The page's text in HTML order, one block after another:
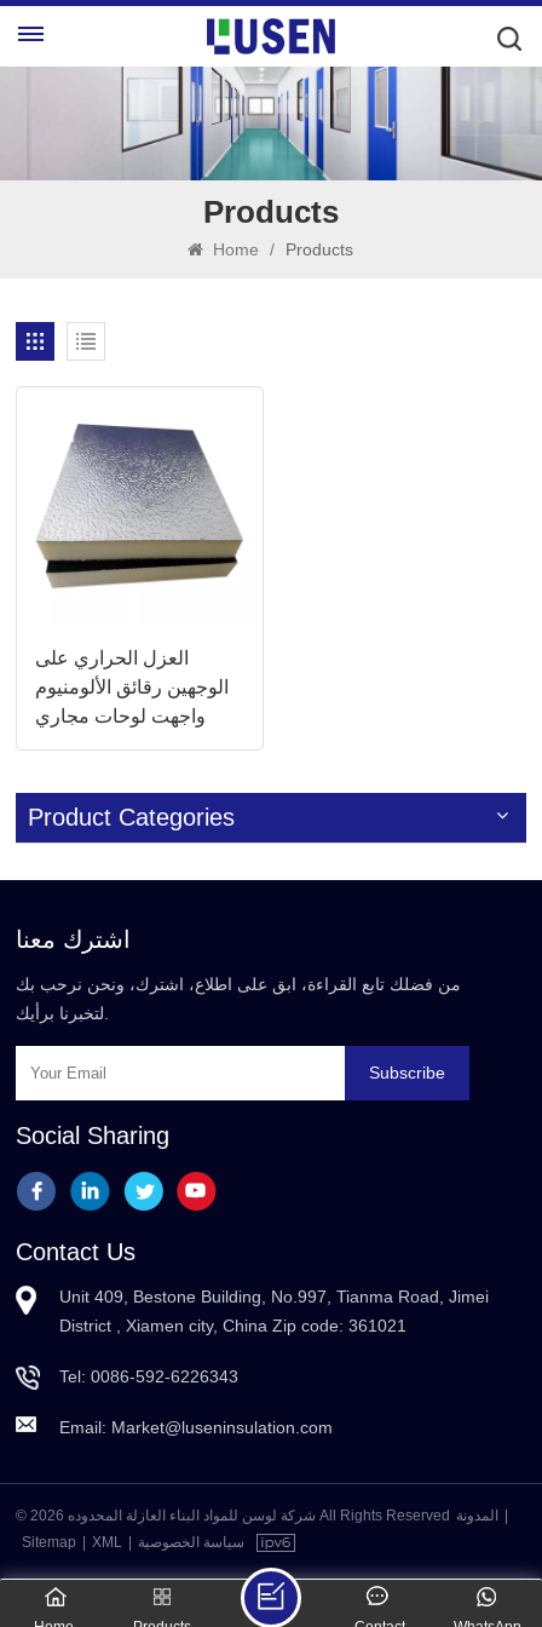
Products
Home / Products
العزل الحراري على
الوجهين رقائق الألومنيوم
واجهت لوحات مجاري
الهواء في الصين
Product Categories
اشترك معنا
من فضلك تابع القراءة، ابق على اطلاع، اشترك، ونحن نرحب بك
لتخبرنا برأيك.
Subscribe
Social Sharing
Contact Us
Unit 409, Bestone Building, No.997, Tianma Road, Jimei
District , Xiamen city, China Zip code: 361021
Tel:0086-592-6226343
Email: Market@luseninsulation.com
© 2026 شركة لوسن للمواد البناء العازلة المحدوده All Rights Reserved المدونة
Sitemap
XML سياسة الخصوصية